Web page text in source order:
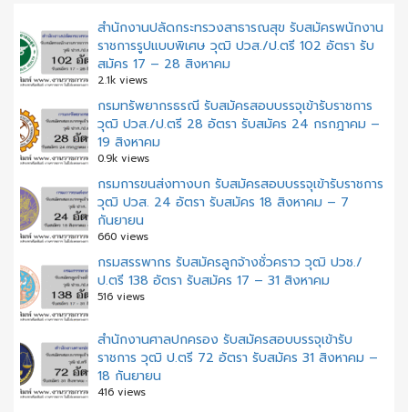
สำนักงานปลัดกระทรวงสาธารณสุข รับสมัครพนักงาน
ราชการรูปแบบพิเศษ วุฒิ ปวส./ป.ตรี 102 อัตรา รับ
สมัคร 17 – 28 สิงหาคม
2.1k views
กรมทรัพยากรธรณี รับสมัครสอบบรรจุเข้ารับราชการ
วุฒิ ปวส./ป.ตรี 28 อัตรา รับสมัคร 24 กรกฎาคม –
19 สิงหาคม
0.9k views
กรมการขนส่งทางบก รับสมัครสอบบรรจุเข้ารับราชการ
วุฒิ ปวส. 24 อัตรา รับสมัคร 18 สิงหาคม – 7
กันยายน
660 views
กรมสรรพากร รับสมัครลูกจ้างชั่วคราว วุฒิ ปวช./
ป.ตรี 138 อัตรา รับสมัคร 17 – 31 สิงหาคม
516 views
สํานักงานศาลปกครอง รับสมัครสอบบรรจุเข้ารับ
ราชการ วุฒิ ป.ตรี 72 อัตรา รับสมัคร 31 สิงหาคม –
18 กันยายน
416 views